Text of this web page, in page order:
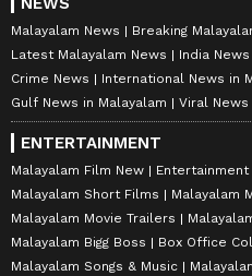
Malayalam News
Breaking
Latest Malayalam News
India
Crime News
International News in
Gulf News in Malayalam
Viral News
ENTERTAINMENT
Malayalam Film New
Entertainment
Malayalam Short Films
Malayalam
Malayalam Movie Trailers
Malayalam Bigg Boss
Box Office
Malayalam Songs & Music